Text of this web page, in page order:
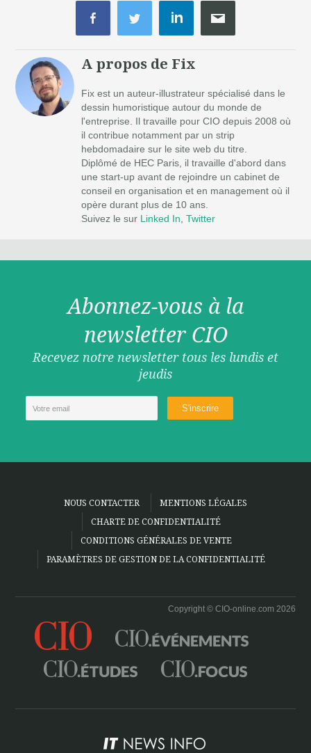
A propos de Fix
Fix est un auteur-illustrateur spécialisé dans le
dessin humoristique autour du monde de
l'entreprise. Il travaille pour CIO depuis 2008 où
il contribue notamment par un strip
hebdomadaire sur le site web du titre.
Diplômé de HEC Paris, il travaille d'abord dans
une start-up avant de rejoindre un cabinet de
conseil en organisation et en management où il
opère durant plus de 10 ans.
Suivez le sur Linked In ,Twitter
Abonnez-vous à la
newsletter CIO
Recevez notre newsletter tous les lundis et
jeudis
NOUS CONTACTER
MENTIONS LÉGALES
CHARTE DE CONFIDENTIALITÉ
CONDITIONS GÉNÉRALES DE VENTE
PARAMÈTRES DE GESTION DE LA CONFIDENTIALITÉ
Copyright © CIO-online.com 2026